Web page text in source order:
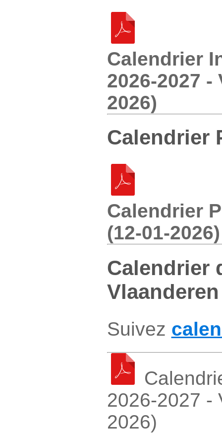
Calendrier
2026-2027 -
2026)
Calendrier
Calendrier
(12-01-2026)
Calendrier
Vlaanderen
Suivez
2026-2027 -
2026)